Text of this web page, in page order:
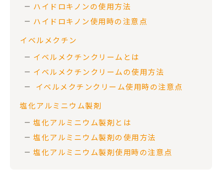
ハイドロキノンの使用方法
ハイドロキノン使用時の注意点
イベルメクチン
イベルメクチンクリームとは
イベルメクチンクリームの使用方法
イベルメクチンクリーム使用時の注意点
塩化アルミニウム製剤
塩化アルミニウム製剤とは
塩化アルミニウム製剤の使用方法
塩化アルミニウム製剤使用時の注意点